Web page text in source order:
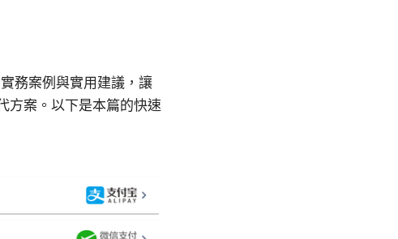
務案例與實用建議，讓
方案。以下是本篇的快速